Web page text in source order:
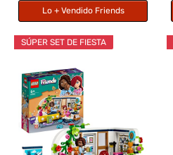
Lo + Vendido Friends
SÚPER SET DE FIESTA